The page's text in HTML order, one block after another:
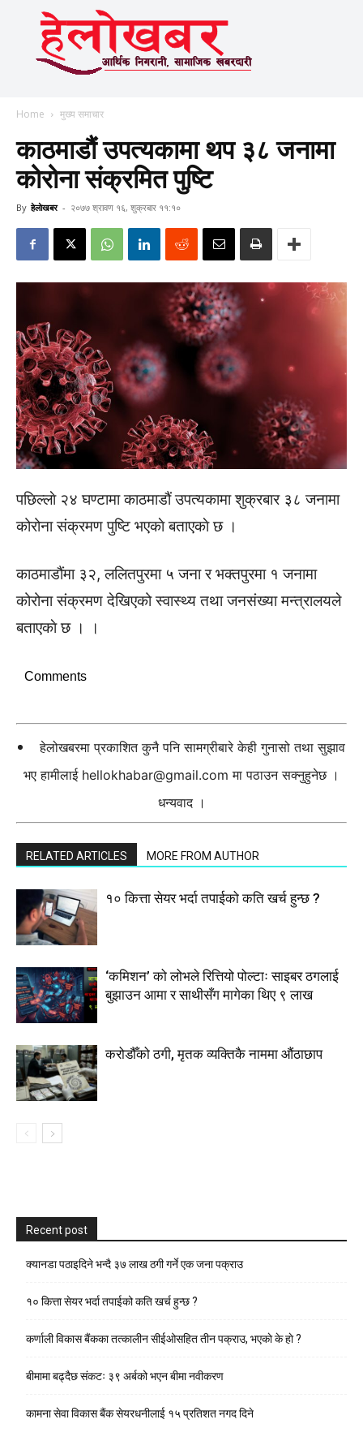
Home मुख्य समाचार
काठमाडौं उपत्यकामा थप ३८ जनामा
कोरोना संक्रमित पुष्टि
By हेलाेखबर - २०७७ श्रावण १६, शुक्रबार ११:१०
पछिल्लाे २४ घण्टामा काठमाडौं उपत्यकामा शुक्रबार ३८ जनामा
कोरोना संक्रमण पुष्टि भएकाे बताएकाे छ ।
काठमाडौंमा ३२, ललितपुरमा ५ जना र भक्तपुरमा १ जनामा
कोरोना संक्रमण देखिएको स्वास्थ्य तथा जनसंख्या मन्त्रालयले
बताएकाे छ । ।
Comments
हेलोखबरमा प्रकाशित कुनै पनि सामग्रीबारे केही गुनासो तथा सुझाव
भए हामीलाई hellokhabar@gmail.com मा पठाउन सक्नुहुनेछ ।
धन्यवाद ।
RELATED ARTICLES MORE FROM AUTHOR
१० कित्ता सेयर भर्दा तपाईको कति खर्च हुन्छ ?
‘कमिशन’ को लोभले रित्तियो पोल्टाः साइबर ठगलाई
बुझाउन आमा र साथीसँग मागेका थिए ९ लाख
करोडौँको ठगी, मृतक व्यक्तिकै नाममा औंठाछाप
Recent post
क्यानडा पठाइदिने भन्दै ३७ लाख ठगी गर्ने एक जना पक्राउ
१० कित्ता सेयर भर्दा तपाईको कति खर्च हुन्छ ?
कर्णाली विकास बैंकका तत्कालीन सीईओसहित तीन पक्राउ, भएकाे के हाे ?
बीमामा बढ्दैछ संकटः ३९ अर्बको भएन बीमा नवीकरण
कामना सेवा विकास बैंक सेयरधनीलाई १५ प्रतिशत नगद दिने